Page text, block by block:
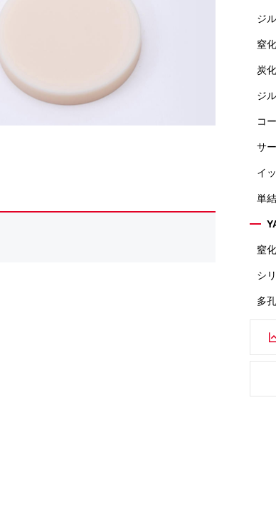
ジ
窒
炭
ジ
コ
サ
イ
単
窒
シ
多